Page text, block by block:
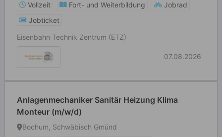
Vollzeit
Fort- und Weiterbildung
Jobrad
Jobticket
Eisenbahn Technik Zentrum (ETZ)
07.08.2026
Anlagenmechaniker Sanitär Heizung Klima
Monteur (m/w/d)
Bochum, Schwäbisch Gmünd